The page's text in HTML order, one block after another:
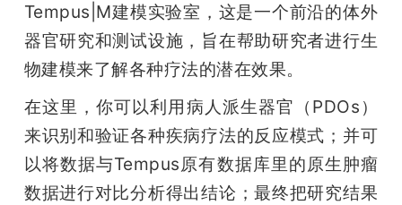
Tempus|M建模实验室，这是一个前沿的体外
器官研究和测试设施，旨在帮助研究者进行生
物建模来了解各种疗法的潜在效果。
在这里，你可以利用病人派生器官（PDOs）
来识别和验证各种疾病疗法的反应模式；并可
以将数据与Tempus原有数据库里的原生肿瘤
数据进行对比分析得出结论；最终把研究结果